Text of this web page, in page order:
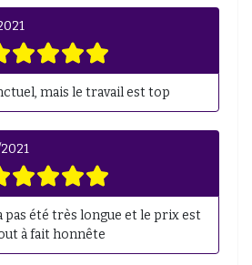
mais le travail est top
été très longue et le prix est
à fait honnête